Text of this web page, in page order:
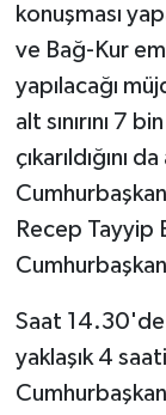
konuşması
ve Bağ-Kur
yapılacağı
alt sınırını 7
çıkarıldığını
Recep Tayyip
Saat 14.30'de
yaklaşık 4
Sağlık
Siyaset
Spor
Yerel